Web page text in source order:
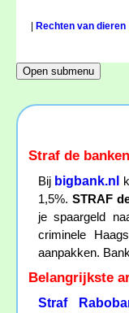
Rechten van dieren
Straf de
Bij bigbank.nl
1,5%.STRAF
je spaargeld
criminele
aanpakken.
Belangrijkste
Straf